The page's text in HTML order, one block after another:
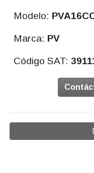
Modelo:
Marca: PV
Código SAT: